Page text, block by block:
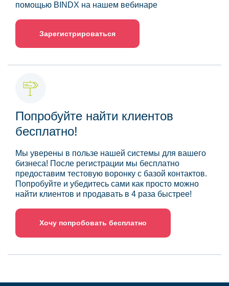
помощью BINDX на нашем вебинаре
Зарегистрироваться
Попробуйте найти клиентов
бесплатно!
Мы уверены в пользе нашей системы для вашего
бизнеса! После регистрации мы бесплатно
предоставим тестовую воронку с базой контактов.
Попробуйте и убедитесь сами как просто можно
найти клиентов и продавать в 4 раза быстрее!
Хочу попробовать бесплатно